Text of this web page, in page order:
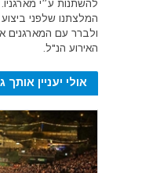
להשתנות ע״י
המלצתנו שלפני
ולברר עם המארגנים
האירוע הנ"ל.
אולי יעניין אותך